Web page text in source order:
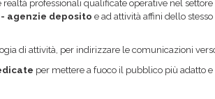
realtà professionali qualificate operative nel
agenzie deposito e ad attività affini dello
di attività, per indirizzare le comunicazioni
per mettere a fuoco il pubblico più adatto